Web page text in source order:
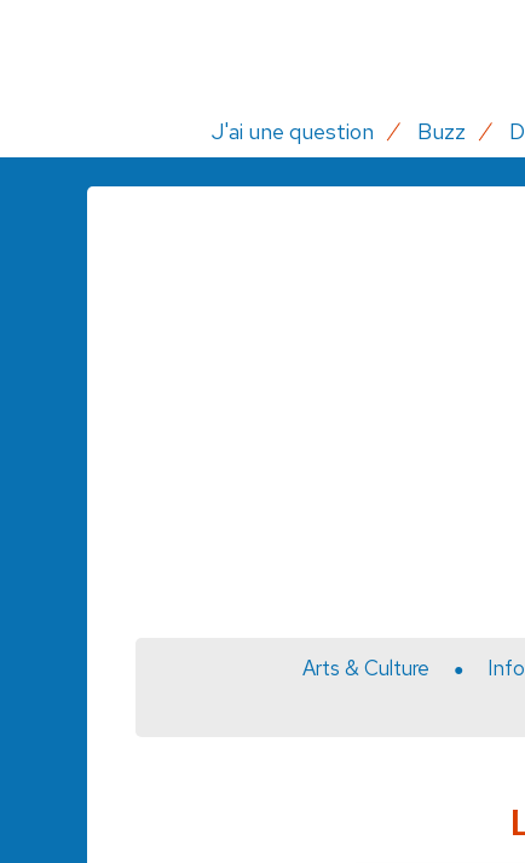
J'ai une question Buzz
Arts & Culture